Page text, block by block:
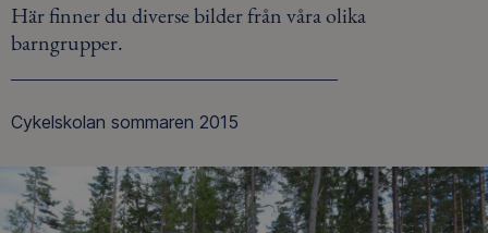
Här finner du diverse bilder från våra olika
barngrupper.
Cykelskolan sommaren 2015